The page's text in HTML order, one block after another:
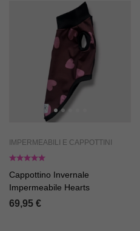
IMPERMEABILI E CAPPOTTINI
Cappottino Invernale
Impermeabile Hearts
69,95 €